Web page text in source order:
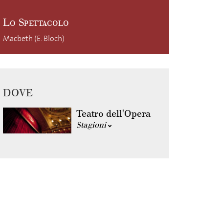
Lo Spettacolo
Macbeth (E. Bloch)
DOVE
Teatro dell'Opera
Stagioni